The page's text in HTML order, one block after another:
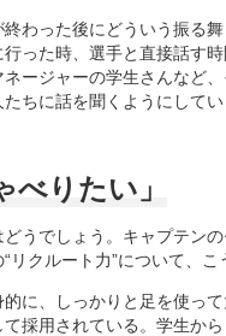
終わった後にどういう振る
った時、選手と直接話す
ージャーの学生さんなど
ちに話を聞くようにしてい
べりたい」
うでしょう。キャプテン
リクルート力”について、こ
的に、しっかりと足を使っ
て採用されている。学生か